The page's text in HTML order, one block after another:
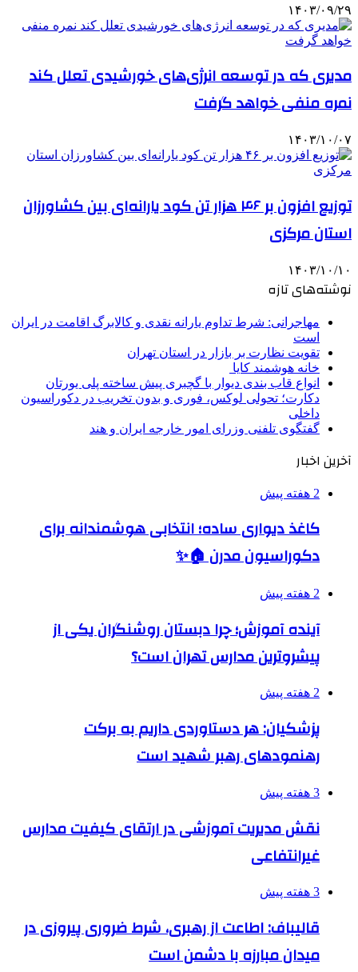
۱۴۰۳/۰۹/۲۹
مدیری که در توسعه انرژی‌های خورشیدی تعلل کند
نمره منفی خواهد گرفت
۱۴۰۳/۱۰/۰۷
توزیع افزون بر ۴۶ هزار تن کود یارانه‌ای بین کشاورزان
استان مرکزی
۱۴۰۳/۱۰/۱۰
نوشته‌های تازه
مهاجرانی: شرط تداوم یارانه نقدی و کالابرگ اقامت در ایران
است
تقویت نظارت بر بازار در استان تهران
خانه هوشمند کایا
انواع قاب بندی دیوار با گچبری پیش ساخته پلی یورتان
دکارت؛ تحولی لوکس، فوری و بدون تخریب در دکوراسیون
داخلی
گفتگوی تلفنی وزرای امور خارجه ایران و هند
آخرین اخبار
2 هفته پیش
کاغذ دیواری ساده؛ انتخابی هوشمندانه برای
دکوراسیون مدرن 🏠✨
2 هفته پیش
آینده آموزش؛ چرا دبستان روشنگران یکی از
پیشروترین مدارس تهران است؟
2 هفته پیش
پزشکیان: هر دستاوردی داریم به برکت
رهنمودهای رهبر شهید است
3 هفته پیش
نقش مدیریت آموزشی در ارتقای کیفیت مدارس
غیرانتفاعی
3 هفته پیش
قالیباف: اطاعت از رهبری، شرط ضروری پیروزی در
میدان مبارزه با دشمن است